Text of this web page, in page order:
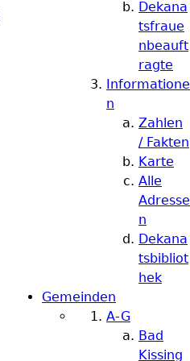
Dekana
tsfraue
nbeauft
ragte
Informatione
n
Zahlen
/ Fakten
Karte
Alle
Adresse
n
Dekana
tsbibliot
hek
Gemeinden
A-G
Bad
Kissing